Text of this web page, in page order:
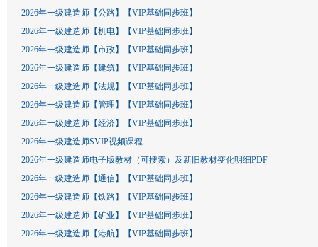
2026年一级建造师【公路】【VIP基础同步班】
2026年一级建造师【机电】【VIP基础同步班】
2026年一级建造师【市政】【VIP基础同步班】
2026年一级建造师【建筑】【VIP基础同步班】
2026年一级建造师【法规】【VIP基础同步班】
2026年一级建造师【管理】【VIP基础同步班】
2026年一级建造师【经济】【VIP基础同步班】
2026年一级建造师SVIP视频课程
2026年一级建造师电子版教材（可搜索）及新旧教材变化明细PDF
2026年一级建造师【通信】【VIP基础同步班】
2026年一级建造师【铁路】【VIP基础同步班】
2026年一级建造师【矿业】【VIP基础同步班】
2026年一级建造师【港航】【VIP基础同步班】